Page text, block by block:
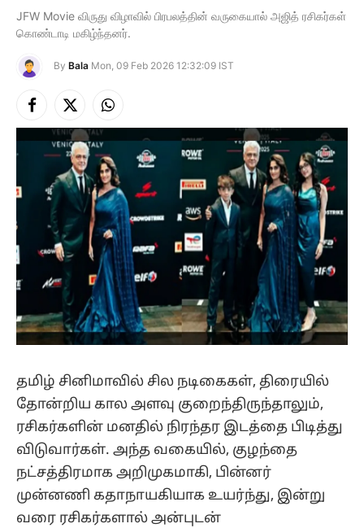
JFW Movie விருது விழாவில் பிரபலத்தின் வருகையால் அஜித் ரசிகர்கள்
கொண்டாடி மகிழ்ந்தனர்.
By Bala Mon, 09 Feb 2026 12:32:09 IST
Facebook
X
(Twitter)
Instagram
தமிழ் சினிமாவில் சில நடிகைகள், திரையில்
தோன்றிய கால அளவு குறைந்திருந்தாலும்,
ரசிகர்களின் மனதில் நிரந்தர இடத்தை பிடித்து
விடுவார்கள். அந்த வகையில், குழந்தை
நட்சத்திரமாக அறிமுகமாகி, பின்னர்
முன்னணி கதாநாயகியாக உயர்ந்து, இன்று
வரை ரசிகர்களால் அன்புடன்